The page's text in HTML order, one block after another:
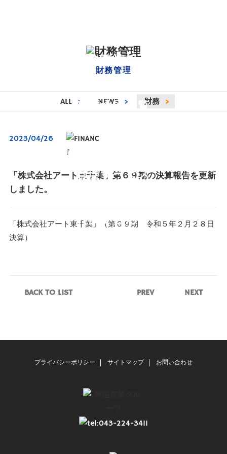
企業情報
幕張地区一覧
店舗開発事業一覧
管理サービス
お問い合わせ
財務管理
ALL > NEWS > 財務 >
2023/04/26
「株式会社アート東千葉」第６９期の決算報告を更新
しました。
「株式会社アート東千葉」（第６９期 令和５年２月２８日
決算）
NEXT
PREV
BACK TO LIST
プライバシーポリシー サイトマップ お問い合わせ